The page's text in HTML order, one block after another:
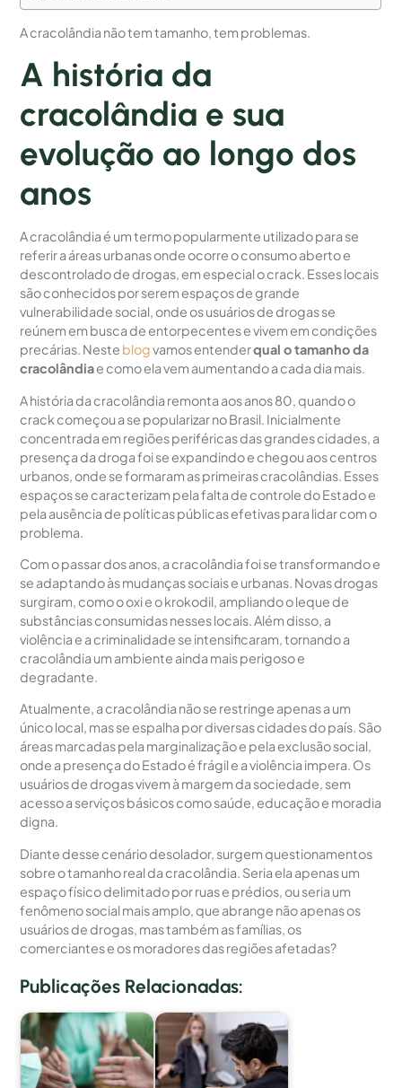
A cracolândia não tem tamanho, tem problemas.
A história da
cracolândia e sua
evolução ao longo dos
anos
A cracolândia é um termo popularmente utilizado para se
referir a áreas urbanas onde ocorre o consumo aberto e
descontrolado de drogas, em especial o crack. Esses locais
são conhecidos por serem espaços de grande
vulnerabilidade social, onde os usuários de drogas se
reúnem em busca de entorpecentes e vivem em condições
precárias. Neste blogvamos entenderqual o tamanho da
cracolândiae como ela vem aumentando a cada dia mais.
A história da cracolândia remonta aos anos 80, quando o
crack começou a se popularizar no Brasil. Inicialmente
concentrada em regiões periféricas das grandes cidades, a
presença da droga foi se expandindo e chegou aos centros
urbanos, onde se formaram as primeiras cracolândias. Esses
espaços se caracterizam pela falta de controle do Estado e
pela ausência de políticas públicas efetivas para lidar com o
problema.
Com o passar dos anos, a cracolândia foi se transformando e
se adaptando às mudanças sociais e urbanas. Novas drogas
surgiram, como o oxi e o krokodil, ampliando o leque de
substâncias consumidas nesses locais. Além disso, a
violência e a criminalidade se intensificaram, tornando a
cracolândia um ambiente ainda mais perigoso e
degradante.
Atualmente, a cracolândia não se restringe apenas a um
único local, mas se espalha por diversas cidades do país. São
áreas marcadas pela marginalização e pela exclusão social,
onde a presença do Estado é frágil e a violência impera. Os
usuários de drogas vivem à margem da sociedade, sem
acesso a serviços básicos como saúde, educação e moradia
digna.
Diante desse cenário desolador, surgem questionamentos
sobre o tamanho real da cracolândia. Seria ela apenas um
espaço físico delimitado por ruas e prédios, ou seria um
fenômeno social mais amplo, que abrange não apenas os
usuários de drogas, mas também as famílias, os
comerciantes e os moradores das regiões afetadas?
Publicações Relacionadas: